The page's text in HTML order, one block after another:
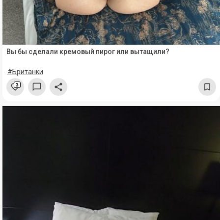
Вы бы сделали кремовый пирог или вытащили?
#Британки
3